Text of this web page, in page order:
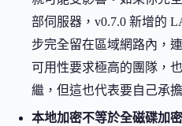
部伺服器，v0.7.0 新增的
步完全留在區域網路內，
可用性要求極高的團隊，
繼，但這也代表要自己承
本地加密不等於全磁碟加密